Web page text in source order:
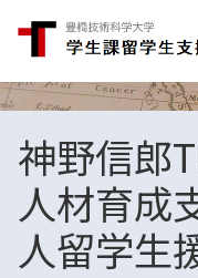
神野信郎
人材育成
人留学生